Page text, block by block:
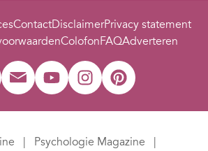
ContactDisclaimerPrivacy statement
ColofonFAQAdverteren
Psychologie Magazine